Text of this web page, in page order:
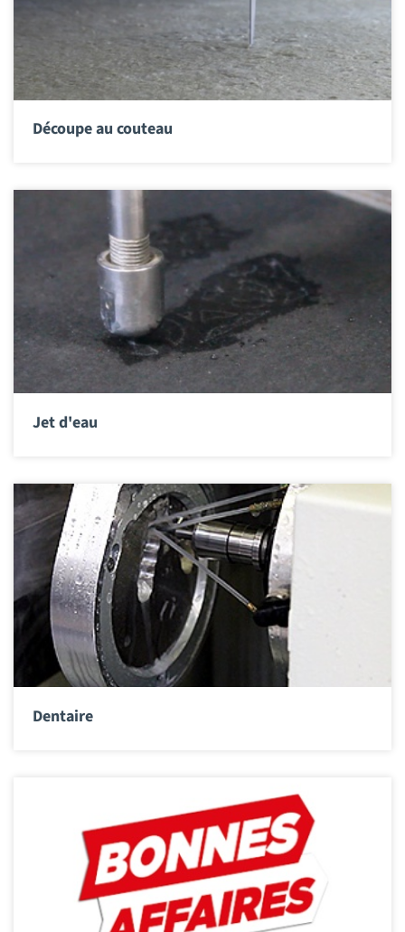
Découpe au couteau
Jet d'eau
Dentaire